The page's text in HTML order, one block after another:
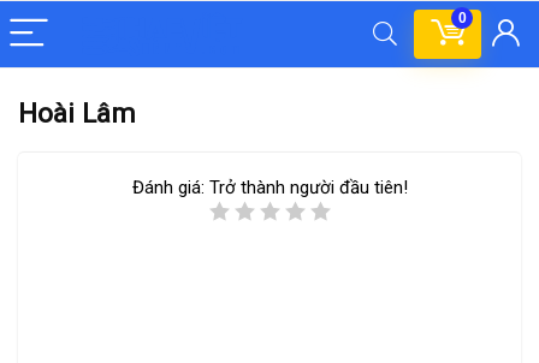
0
Hoài Lâm
Đánh giá: Trở thành người đầu tiên!